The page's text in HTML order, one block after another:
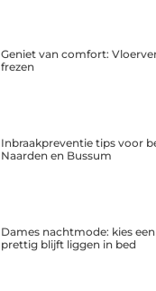
Geniet van comfort:
frezen
Inbraakpreventie tips voor
Naarden en Bussum
Dames nachtmode: kies
prettig blijft liggen in bed